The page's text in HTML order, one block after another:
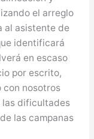
el arreglo
al asistente de
identificará
en escaso
por escrito,
con nosotros
las dificultades
las campanas